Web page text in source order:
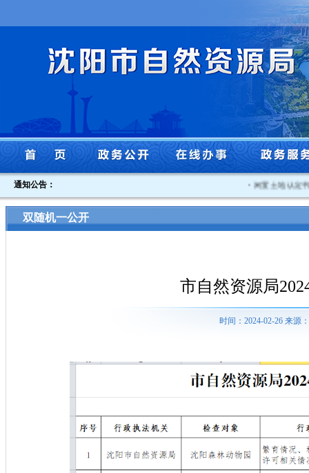
通知公告： 闲置土地认定
双随机一公开
市自然资源局
时间：2024-02-26 来源